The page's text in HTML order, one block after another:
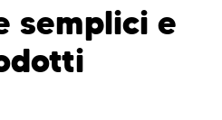
semplici e